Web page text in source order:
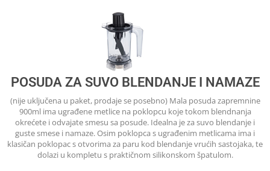
POSUDA ZA SUVO BLENDANJE I NAMAZE
(nije uključena u paket, prodaje se posebno) Mala posuda zapremnine
900ml ima ugrađene metlice na poklopcu koje tokom blendnanja
okrećete i odvajate smesu sa posude. Idealna je za suvo blendanje i
guste smese i namaze. Osim poklopca s ugrađenim metlicama ima i
klasičan poklopac s otvorima za paru kod blendanje vrućih sastojaka, te
dolazi u kompletu s praktičnom silikonskom špatulom.